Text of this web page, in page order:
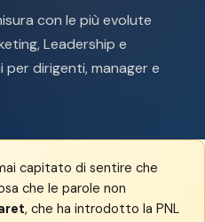
con le più evolute
Leadership e
per dirigenti, manager e
capitato di sentire che
che le parole non
, che ha introdotto la PNL